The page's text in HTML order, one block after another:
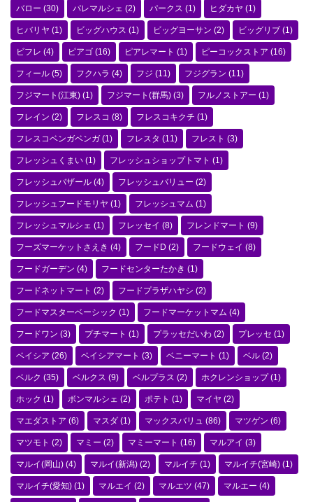
バロー (30) パレマルシェ (2) パークス (1) ヒダカヤ (1)
ヒバリヤ (1) ビッグハウス (1) ビッグヨーサン (2) ビッグリブ (1)
ビフレ (4) ピアゴ (16) ピアレマート (1) ピーコックストア (16)
フィール (5) フクハラ (4) フジ (11) フジグラン (11)
フジマート(江東) (1) フジマート(群馬) (3) フルノストアー (1)
フレイン (2) フレスコ (8) フレスコキクチ (1)
フレスコベンガベンガ (1) フレスタ (11) フレスト (3)
フレッシュくまい (1) フレッシュショップトマト (1)
フレッシュバザール (4) フレッシュバリュー (2)
フレッシュフードモリヤ (1) フレッシュマム (1)
フレッシュマルシェ (1) フレッセイ (8) フレンドマート (9)
フーズマーケットさえき (4) フードD (2) フードウェイ (8)
フードガーデン (4) フードセンターたかき (1)
フードネットマート (2) フードプラザハヤシ (2)
フードマスターベーシック (1) フードマーケットマム (4)
フードワン (3) プチマート (1) プラッセだいわ (2) プレッセ (1)
ベイシア (26) ベイシアマート (3) ベニーマート (1) ベル (2)
ベルク (35) ベルクス (9) ベルプラス (2) ホクレンショップ(1)
ホック (1) ボンマルシェ (2) ポテト (1) マイヤ (2)
マエダストア (6) マスダ (1) マックスバリュ (86) マツゲン (6)
マツモト (2) マミー (2) マミーマート (16) マルアイ (3)
マルイ(岡山) (4) マルイ(新潟) (2) マルイチ (1) マルイチ(宮崎) (1)
マルイチ(愛知) (1) マルエイ (2) マルエツ (47) マルエー (4)